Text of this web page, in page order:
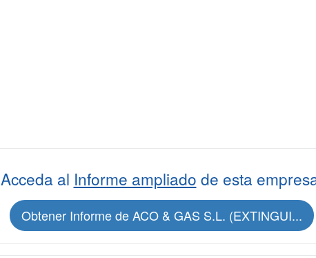
Acceda al Informe ampliado de esta
Obtener Informe de ACO & GAS S.L. (EXTINGUI...